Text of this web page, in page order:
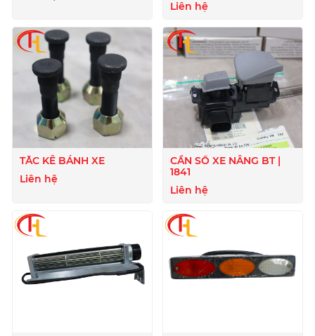
Liên hệ
TẮC KÊ BÁNH XE
Liên hệ
CẦN SỐ XE NÂNG BT |
1841
Liên hệ